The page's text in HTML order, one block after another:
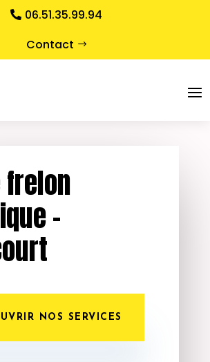
06.51.35.99.94
Contact
–
NOS SERVICES